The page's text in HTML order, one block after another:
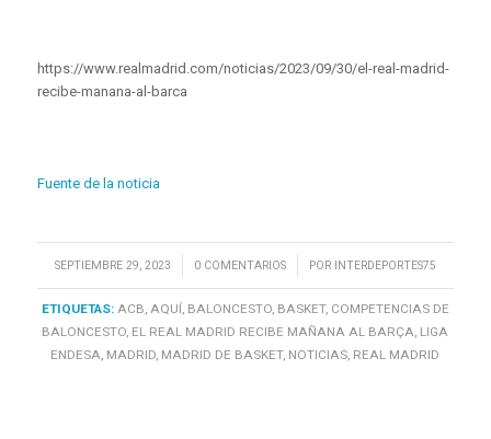
https://www.realmadrid.com/noticias/2023/09/30/el-real-madrid-
recibe-manana-al-barca
Fuente de la noticia
SEPTIEMBRE 29, 2023
/ 0 COMENTARIOS
/ POR INTERDEPORTES75
ETIQUETAS: ACB, AQUÍ, BALONCESTO, BASKET, COMPETENCIAS DE
BALONCESTO, EL REAL MADRID RECIBE MAÑANA AL BARÇA, LIGA
ENDESA, MADRID, MADRID DE BASKET, NOTICIAS, REAL MADRID